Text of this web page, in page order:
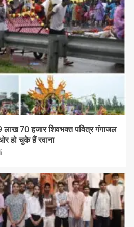
लाख 70 हजार शिवभक्त पवित्र गंगाजल
हो चुके हैं रवाना